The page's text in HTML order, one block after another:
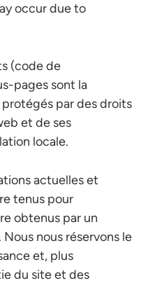
occur due to
(code de
pages sont la
par des droits
et de ses
locale.
actuelles et
tenus pour
obtenus par un
nous réservons le
et, plus
du site et des